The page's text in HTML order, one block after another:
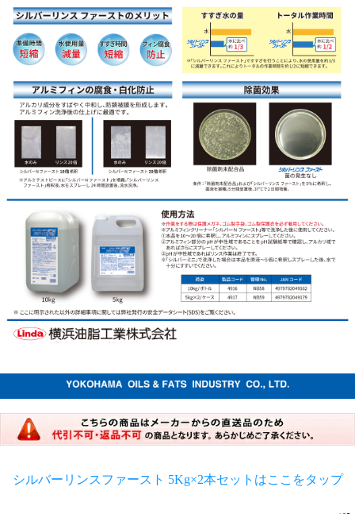
シルバーリンスファースト 5Kg×2本セットはここをタップ